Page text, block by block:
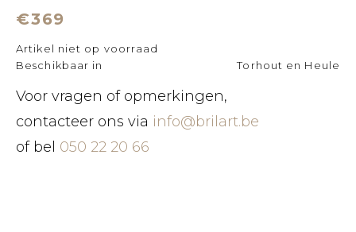
€369
Artikel niet op voorraad
Beschikbaar in
Torhout en Heule
Voor vragen of opmerkingen,
contacteer ons via info@brilart.be
of bel 050 22 20 66